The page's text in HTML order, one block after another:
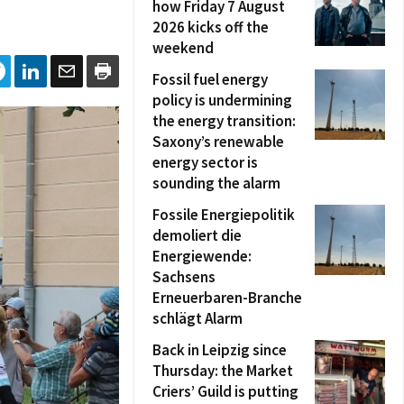
how Friday 7 August
2026 kicks off the
weekend
Fossil fuel energy
policy is undermining
the energy transition:
Saxony’s renewable
energy sector is
sounding the alarm
Fossile Energiepolitik
demoliert die
Energiewende:
Sachsens
Erneuerbaren-Branche
schlägt Alarm
Back in Leipzig since
Thursday: the Market
Criers’ Guild is putting